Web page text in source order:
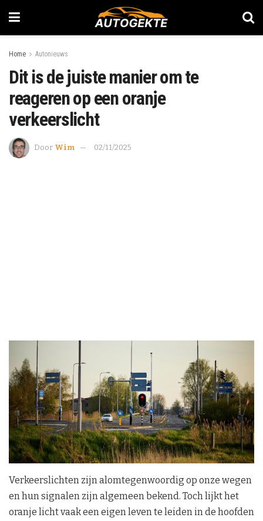
Home Autonieuws
Dit is de juiste manier om te
reageren op een oranje
verkeerslicht
Door Wim 02/11/2025
Verkeerslichten zijn alomtegenwoordig op onze wegen
en hun signalen zijn algemeen bekend. Toch lijkt het
oranje licht vaak een eigen leven te leiden in de hoofden